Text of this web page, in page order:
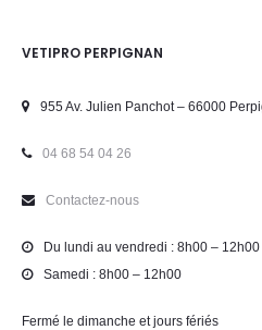
VETIPRO PERPIGNAN
955 Av. Julien Panchot – 66000
04 68 54 04 26
Contactez-nous
Du lundi au vendredi : 8h00 –
Samedi : 8h00 – 12h00
Fermé le dimanche et jours fériés